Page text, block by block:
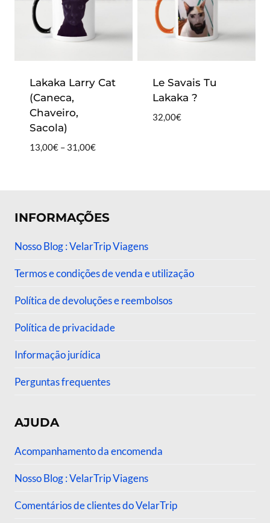
Lakaka Larry Cat
(Caneca,
Chaveiro,
Sacola)
13,00€ – 31,00€Price
Le Savais Tu
Lakaka ?
32,00€
INFORMAÇÕES
Nosso Blog : VelarTrip Viagens
Termos e condições de venda e utilização
Política de devoluções e reembolsos
Política de privacidade
Informação jurídica
Perguntas frequentes
AJUDA
Acompanhamento da encomenda
Nosso Blog : VelarTrip Viagens
Comentários de clientes do VelarTrip